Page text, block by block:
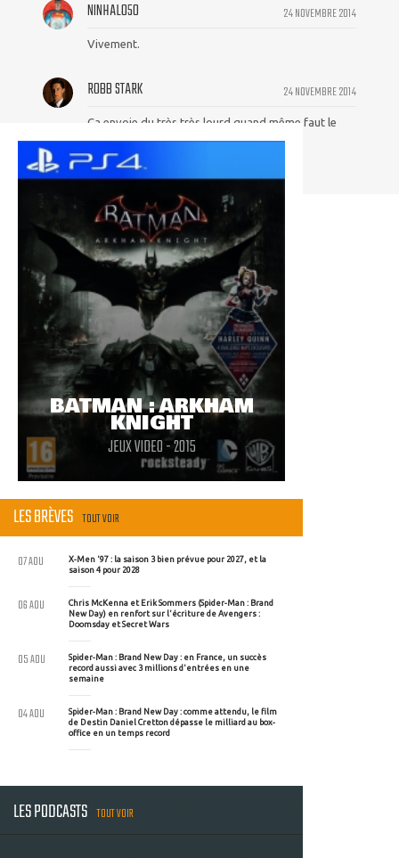
24 NOVEMBRE 2014
NINHALO50
Vivement.
24 NOVEMBRE 2014
ROBB STARK
Ça envoie du très très lourd quand même faut le
BATMAN : ARKHAM
KNIGHT
JEUX VIDEO - 2015
LES BRÈVES TOUT VOIR
X-Men '97 : la saison 3 bien prévue pour 2027, et la
saison 4 pour 2028
07 AOU
Chris McKenna et Erik Sommers (Spider-Man : Brand
New Day) en renfort sur l'écriture de Avengers :
Doomsday et Secret Wars
06 AOU
Spider-Man : Brand New Day : en France, un succès
record aussi avec 3 millions d'entrées en une
semaine
05 AOU
Spider-Man : Brand New Day : comme attendu, le film
de Destin Daniel Cretton dépasse le milliard au box-
office en un temps record
04 AOU
LES PODCASTS TOUT VOIR